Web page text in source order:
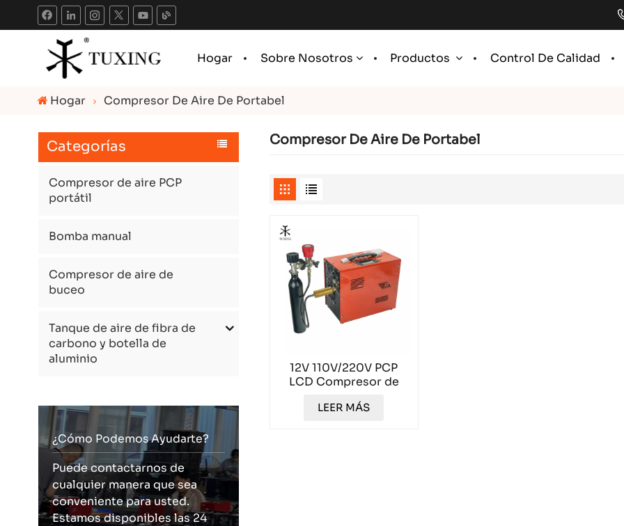
Hogar Sobre Nosotros Productos Control De Calidad
Hogar Compresor De Aire De Portabel
Categorías
Compresor de aire PCP
portátil
Bomba manual
Compresor de aire de
buceo
Tanque de aire de fibra de
carbono y botella de
aluminio
¿Cómo Podemos Ayudarte?
Puede contactarnos de
cualquier manera que sea
conveniente para usted.
Estamos disponibles las 24
Compresor De Aire De Portabel
12V 110V/220V PCP
LCD Compresor de
LEER MÁS